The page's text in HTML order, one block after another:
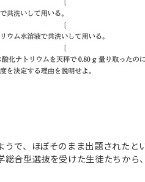
うで、ほぼそのまま出題された
合型選抜を受けた生徒たちか